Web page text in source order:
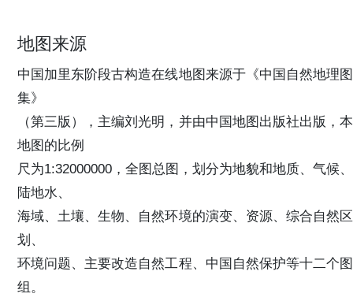
地图来源
中国加里东阶段古构造在线地图来源于《中国自然地理图
集》
（第三版），主编刘光明，并由中国地图出版社出版，本
地图的比例
尺为1:32000000，全图总图，划分为地貌和地质、气候、
陆地水、
海域、土壤、生物、自然环境的演变、资源、综合自然区
划、
环境问题、主要改造自然工程、中国自然保护等十二个图
组。